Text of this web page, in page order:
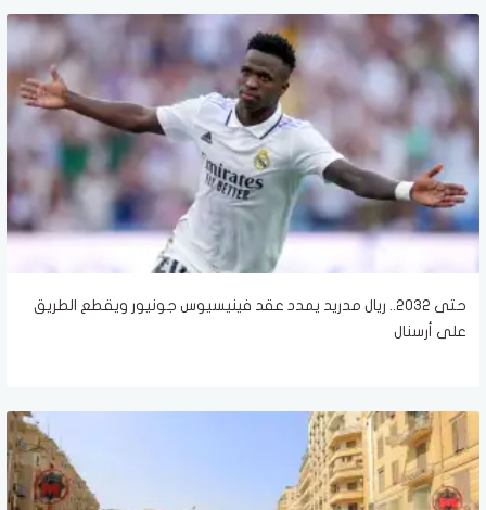
حتى 2032.. ريال مدريد يمدد عقد فينيسيوس جونيور ويقطع الطريق
على أرسنال